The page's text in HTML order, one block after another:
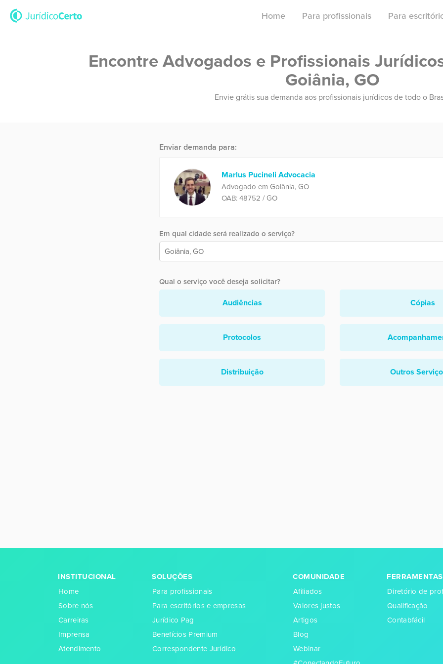
Home Para profissionais Para
Encontre Advogados e Profissionais
Goiânia, GO
Envie grátis sua demanda aos profissionais jurídicos de todo o
Enviar demanda para:
Marlus Pucineli Advocacia
Advogado em Goiânia, GO
OAB: 48752 / GO
Em qual cidade será realizado o serviço?
Qual o serviço você deseja solicitar?
Audiências Cópias
Protocolos
Distribuição Outros
INSTITUCIONAL
Home
Sobre nós
Carreiras
Imprensa
Atendimento
SOLUÇÕES
Para profissionais
Para escritórios e empresas
Jurídico Pag
Benefícios Premium
Correspondente Jurídico
COMUNIDADE
Afiliados
Valores justos
Artigos
Blog
Webinar
FERRAMENTAS
Diretório de
Qualificação
Contabfácil